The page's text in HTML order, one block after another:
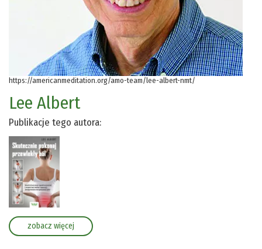
https://americanmeditation.org/amo-team/lee-albert-nmt/
Lee Albert
Publikacje tego autora:
zobacz więcej